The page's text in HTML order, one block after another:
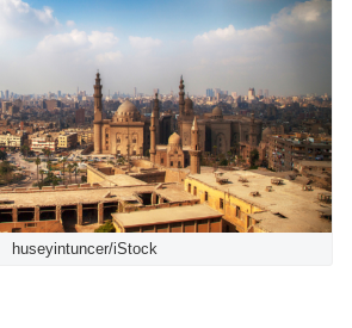
huseyintuncer/iStock